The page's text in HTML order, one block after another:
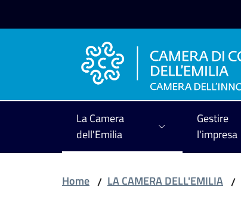
La Camera
dell'Emilia
Gestire
l'impresa
Home / LA CAMERA DELL'EMILIA /